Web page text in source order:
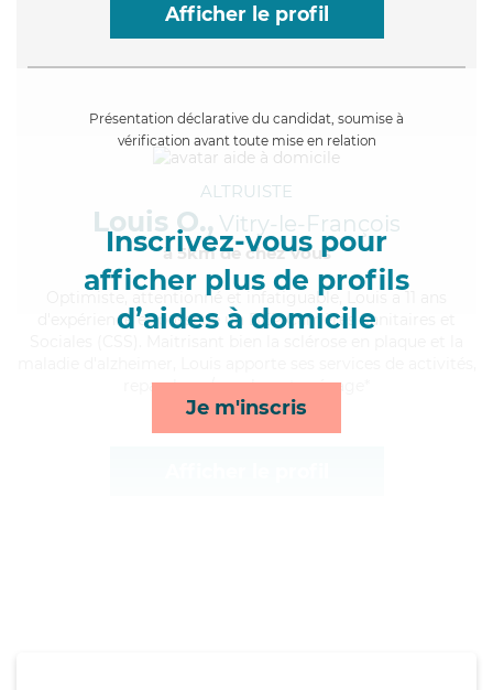
Afficher le profil
Présentation déclarative du candidat, soumise à
vérification avant toute mise en relation
Inscrivez-vous pour
afficher plus de profils
d’aides à domicile
Je m'inscris
ALTRUISTE
Louis O., Vitry-le-François
à 5km de chez Vous
, attentionné et infatiguable, Louis a 11 ans
d'expérience et possède un BEP Carrières Sanitaires et
repas, lever/coucher et ménage*